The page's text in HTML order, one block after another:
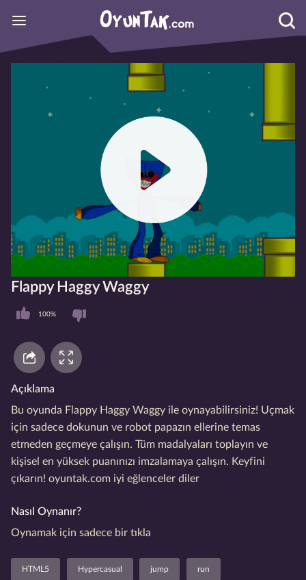
Flappy Haggy Waggy
100%
Açıklama
Bu oyunda Flappy Haggy Waggy ile oynayabilirsiniz! Uçmak
için sadece dokunun ve robot papazın ellerine temas
etmeden geçmeye çalışın. Tüm madalyaları toplayın ve
kişisel en yüksek puanınızı imzalamaya çalışın. Keyfini
çıkarın! oyuntak.com iyi eğlenceler diler
Nasıl Oynanır?
Oynamak için sadece bir tıkla
HTML5 Hypercasual jump run